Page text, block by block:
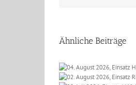
Ähnliche Beiträge